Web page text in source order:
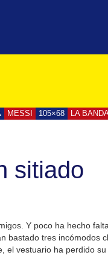
MESSI 105×68 LA
sitiado
Y poco ha hecho
bastado tres incómodos
el vestuario ha perdido